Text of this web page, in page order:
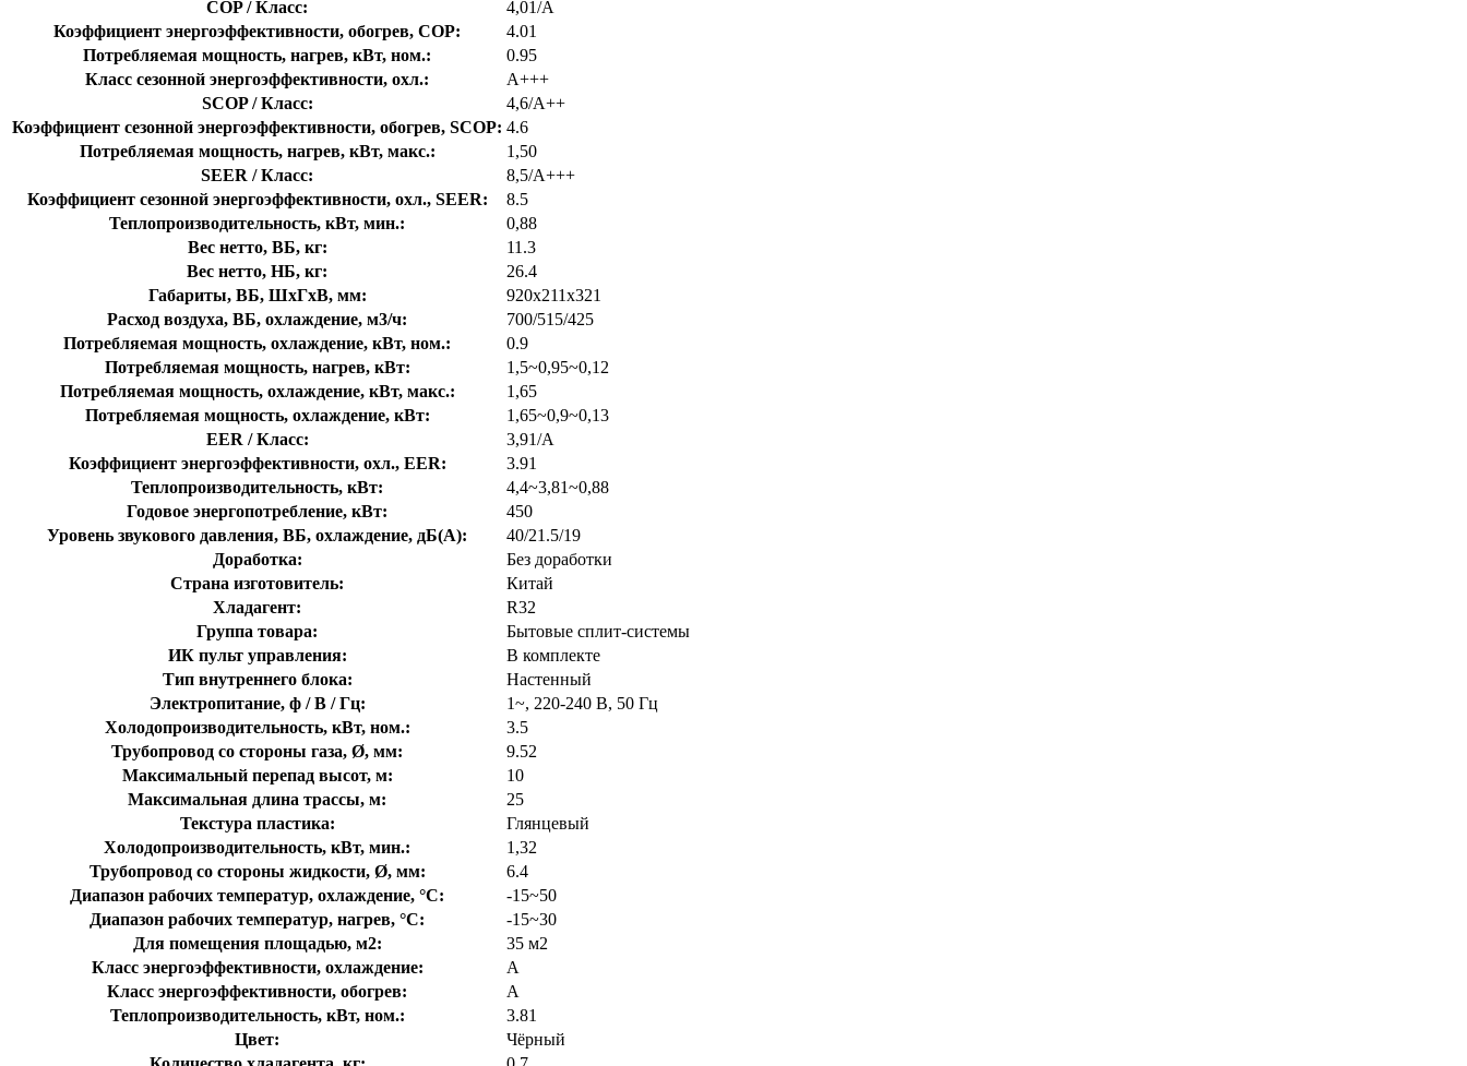
COP / Класс:
4,01/A
Коэффициент энергоэффективности, обогрев, COP:
4.01
Потребляемая мощность, нагрев, кВт, ном.:
0.95
Класс сезонной энергоэффективности, охл.:
A+++
SCOP / Класс:
4,6/A++
Коэффициент сезонной энергоэффективности, обогрев, SCOP: 4.6
Потребляемая мощность, нагрев, кВт, макс.:
1,50
SEER / Класс:
8,5/A+++
Коэффициент сезонной энергоэффективности, охл., SEER:
8.5
Теплопроизводительность, кВт, мин.:
0,88
Вес нетто, ВБ, кг:
11.3
Вес нетто, НБ, кг:
26.4
Габариты, ВБ, ШхГхВ, мм:
920x211x321
Расход воздуха, ВБ, охлаждение, м3/ч:
700/515/425
Потребляемая мощность, охлаждение, кВт, ном.:
0.9
Потребляемая мощность, нагрев, кВт:
1,5~0,95~0,12
Потребляемая мощность, охлаждение, кВт, макс.:
1,65
Потребляемая мощность, охлаждение, кВт:
1,65~0,9~0,13
EER / Класс:
3,91/A
Коэффициент энергоэффективности, охл., EER:
3.91
Теплопроизводительность, кВт:
4,4~3,81~0,88
Годовое энергопотребление, кВт:
450
Уровень звукового давления, ВБ, охлаждение, дБ(А):
40/21.5/19
Доработка:
Без доработки
Страна изготовитель:
Китай
Хладагент:
R32
Группа товара:
Бытовые сплит-системы
ИК пульт управления:
В комплекте
Тип внутреннего блока:
Настенный
Электропитание, ф / В / Гц:
1~, 220-240 В, 50 Гц
Холодопроизводительность, кВт, ном.:
3.5
Трубопровод со стороны газа, Ø, мм:
9.52
Максимальный перепад высот, м:
10
Максимальная длина трассы, м:
25
Текстура пластика:
Глянцевый
Холодопроизводительность, кВт, мин.:
1,32
Трубопровод со стороны жидкости, Ø, мм:
6.4
Диапазон рабочих температур, охлаждение, °C:
-15~50
Диапазон рабочих температур, нагрев, °C:
-15~30
Для помещения площадью, м2:
35 м2
Класс энергоэффективности, охлаждение:
A
Класс энергоэффективности, обогрев:
A
Теплопроизводительность, кВт, ном.:
3.81
Цвет:
Чёрный